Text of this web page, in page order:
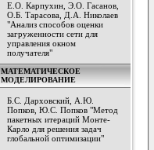
Е.О. Карпухин, Э.О. Гасанов,
О.Б. Тарасова, Д.А. Николаев
"Анализ способов оценки
загруженности сети для
управления окном
получателя"
МАТЕМАТИЧЕСКОЕ
МОДЕЛИРОВАНИЕ
Б.С. Дарховский, А.Ю.
Попков, Ю.С. Попков "Метод
пакетных итераций Монте-
Карло для решения задач
глобальной оптимизации"